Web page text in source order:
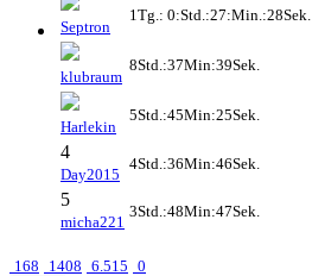
Septron
1Tg.: 0:Std.:27:Min.:28Sek.
klubraum
8Std.:37Min:39Sek.
Harlekin
5Std.:45Min:25Sek.
4
Day2015
4Std.:36Min:46Sek.
5
micha221
3Std.:48Min:47Sek.
168 1408 6.515 0